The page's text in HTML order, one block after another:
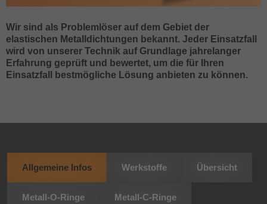
Wir sind als Problemlöser auf dem Gebiet der
elastischen Metalldichtungen bekannt. Jeder Einsatzfall
wird von unserer Technik auf Grundlage jahrelanger
Erfahrung geprüft und bewertet, um die für Ihren
Einsatzfall bestmögliche Lösung anbieten zu können.
Allgemeine Infos Werkstoffe Übersicht
Metall-O-Ringe Metall-C-Ringe